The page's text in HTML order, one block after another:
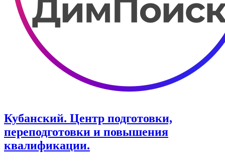
Кубанский. Центр подготовки,
переподготовки и повышения
квалификации.